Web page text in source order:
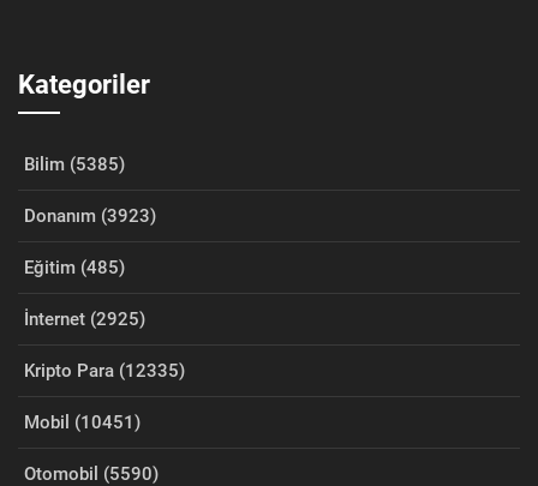
Kategoriler
Bilim (5385)
Donanım (3923)
Eğitim (485)
İnternet (2925)
Kripto Para (12335)
Mobil (10451)
Otomobil (5590)